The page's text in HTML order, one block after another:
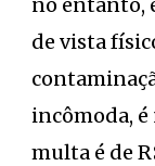
de vista
incômoda, é
multa é de